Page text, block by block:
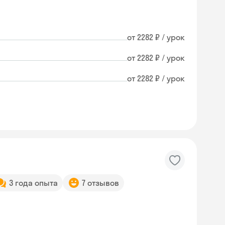
от 2282 ₽ / урок
от 2282 ₽ / урок
от 2282 ₽ / урок
3 года опыта 7 отзывов